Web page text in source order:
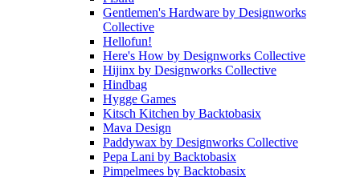
Gentlemen's Hardware by Designworks
Collective
Hellofun!
Here's How by Designworks Collective
Hijinx by Designworks Collective
Hindbag
Hygge Games
Kitsch Kitchen by Backtobasix
Mava Design
Paddywax by Designworks Collective
Pepa Lani by Backtobasix
Pimpelmees by Backtobasix